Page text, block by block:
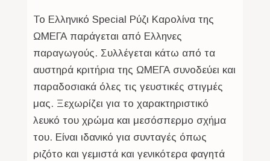
Το Ελληνικό Special Ρύζι Καρολίνα της
ΩΜΕΓΑ παράγεται από Ελληνες
παραγωγούς. Συλλέγεται κάτω από τα
αυστηρά κριτήρια της ΩΜΕΓΑ συνοδεύει και
παραδοσιακά όλες τις γευστικές στιγμές
μας. Ξεχωρίζει για το χαρακτηριστικό
λευκό του χρώμα και μεσόσπερμο σχήμα
του. Είναι ιδανικό για συνταγές όπως
ριζότο και γεμιστά και γενικότερα φαγητά